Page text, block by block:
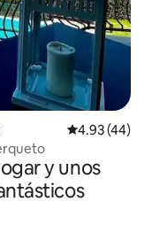
Calificación
4.93 (44)
y unos